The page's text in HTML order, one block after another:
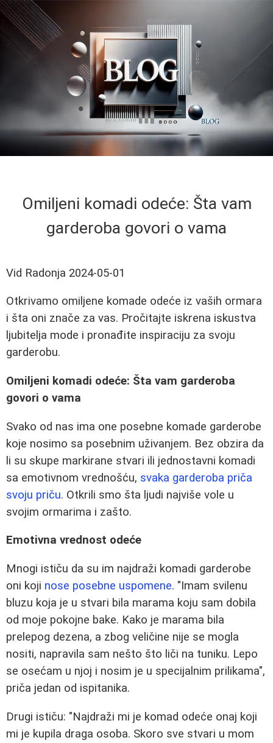
Omiljeni komadi odeće: Šta vam
garderoba govori o vama
Vid Radonja 2024-05-01
Otkrivamo omiljene komade odeće iz vaših ormara
i šta oni znače za vas. Pročitajte iskrena iskustva
ljubitelja mode i pronađite inspiraciju za svoju
garderobu.
Omiljeni komadi odeće: Šta vam garderoba
govori o vama
Svako od nas ima one posebne komade garderobe
koje nosimo sa posebnim uživanjem. Bez obzira da
li su skupe markirane stvari ili jednostavni komadi
sa emotivnom vrednošću, svaka garderoba priča
svoju priču. Otkrili smo šta ljudi najviše vole u
svojim ormarima i zašto.
Emotivna vrednost odeće
Mnogi ističu da su im najdraži komadi garderobe
oni koji nose posebne uspomene. "Imam svilenu
bluzu koja je u stvari bila marama koju sam dobila
od moje pokojne bake. Kako je marama bila
prelepog dezena, a zbog veličine nije se mogla
nositi, napravila sam nešto što liči na tuniku. Lepo
se osećam u njoj i nosim je u specijalnim prilikama",
priča jedan od ispitanika.
Drugi ističu: "Najdraži mi je komad odeće onaj koji
mi je kupila draga osoba. Skoro sve stvari u mom